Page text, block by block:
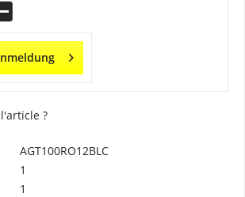
?
AGT100RO12BLC
1
1